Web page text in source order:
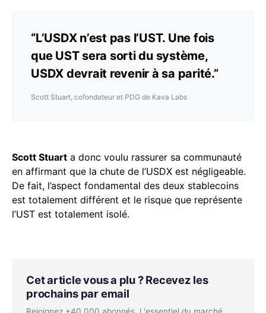
“L’USDX n’est pas l’UST. Une fois
que UST sera sorti du système,
USDX devrait revenir à sa parité.”
Scott Stuart, cofondateur et PDG de Kava Labs
Scott Stuart a donc voulu rassurer sa communauté
en affirmant que la chute de l’USDX est négligeable.
De fait, l’aspect fondamental des deux stablecoins
est totalement différent et le risque que représente
l’UST est totalement isolé.
Cet article vous a plu ? Recevez les
prochains par email
Rejoignez +40 000 abonnés. L'essentiel du marché